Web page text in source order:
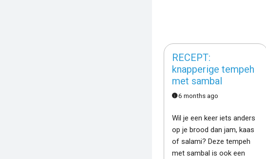
RECEPT:
knapperige tempeh
met sambal
6 months ago
Wil je een keer iets anders
op je brood dan jam, kaas
of salami? Deze tempeh
met sambal is ook een